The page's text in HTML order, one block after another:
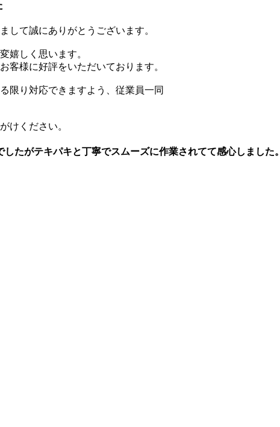
て誠にありがとうございます。
嬉しく思います。
客様に好評をいただいております。
限り対応できますよう、従業員一同
けください。
たがテキパキと丁寧でスムーズに作業されてて感心しました。